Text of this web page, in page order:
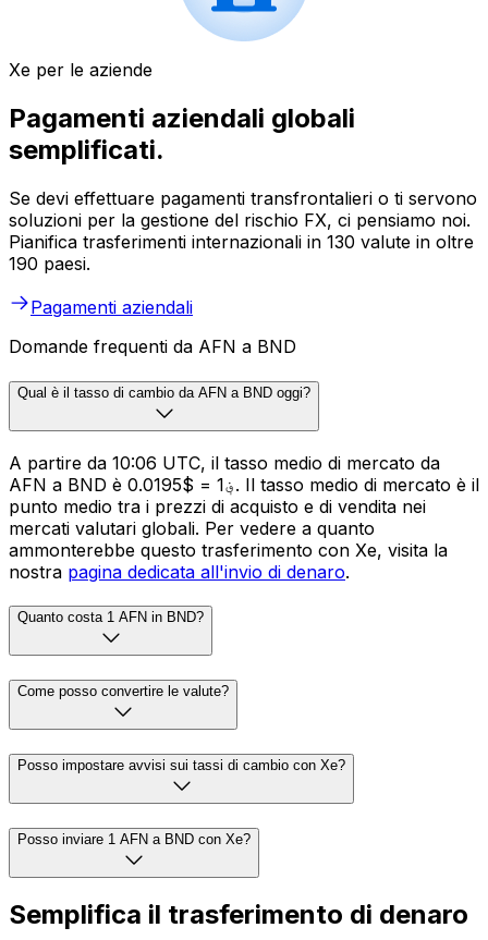
Xe per le aziende
Pagamenti aziendali globali
semplificati.
Se devi effettuare pagamenti transfrontalieri o ti servono
soluzioni per la gestione del rischio FX, ci pensiamo noi.
Pianifica trasferimenti internazionali in 130 valute in oltre
190 paesi.
Pagamenti aziendali
Domande frequenti da AFN a BND
Qual è il tasso di cambio da AFN a BND oggi?
A partire da 10:06 UTC, il tasso medio di mercato da
AFN a BND è ؋1 = $0.0195. Il tasso medio di mercato è il
punto medio tra i prezzi di acquisto e di vendita nei
mercati valutari globali. Per vedere a quanto
ammonterebbe questo trasferimento con Xe, visita la
nostra pagina dedicata all'invio di denaro.
Quanto costa 1 AFN in BND?
Come posso convertire le valute?
Posso impostare avvisi sui tassi di cambio con Xe?
Posso inviare 1 AFN a BND con Xe?
Semplifica il trasferimento di denaro